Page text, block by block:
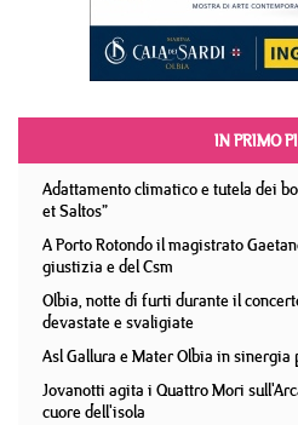
IN PRIMO
Adattamento climatico e tutela dei
et Saltos”
A Porto Rotondo il magistrato
giustizia e del Csm
Olbia, notte di furti durante il
devastate e svaligiate
Asl Gallura e Mater Olbia in
Jovanotti agita i Quattro Mori
cuore dell'isola